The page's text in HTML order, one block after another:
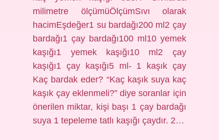
milimetre ölçümüÖlçümSıvı olarak
hacimEşdeğer1 su bardağı200 ml2 çay
bardağı1 çay bardağı100 ml10 yemek
kaşığı1 yemek kaşığı10 ml2 çay
kaşığı1 çay kaşığı5 ml- 1 kaşık çay
Kaç bardak eder? “Kaç kaşık suya kaç
kaşık çay eklenmeli?” diye soranlar için
önerilen miktar, kişi başı 1 çay bardağı
suya 1 tepeleme tatlı kaşığı çaydır. 2…